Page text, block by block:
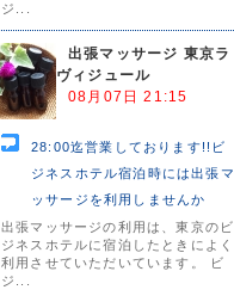
ジ...
出張マッサージ 東京ラ
ヴィジュール
08月07日 21:15
28:00迄営業しております!!ビ
ジネスホテル宿泊時には出張マ
ッサージを利用しませんか
出張マッサージの利用は、東京のビ
ジネスホテルに宿泊したときによく
利用させていただいています。 ビ
ジ...